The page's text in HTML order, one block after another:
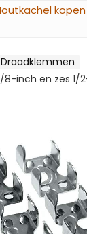
Draadklemmen
8-inch en zes 1/